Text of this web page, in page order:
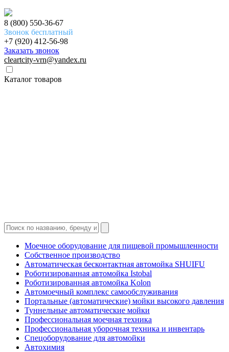
8 (800) 550-36-67
Звонок бесплатный
+7 (920) 412-56-98
Заказать звонок
cleartcity-vrn@yandex.ru
Каталог товаров
Моечное оборудование для пищевой промышленности
Собственное производство
Автоматическая бесконтактная автомойка SHUIFU
Роботизированная автомойка Istobal
Роботизированная автомойка Kolon
Автомоечный комплекс самообслуживания
Портальные (автоматические) мойки высокого давления
Туннельные автоматические мойки
Профессиональная моечная техника
Профессиональная уборочная техника и инвентарь
Спецоборудование для автомойки
Автохимия